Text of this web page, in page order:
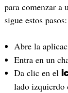
para comenzar a
sigue estos pasos:
Abre la
Entra en un
Da clic en el
lado izquierdo